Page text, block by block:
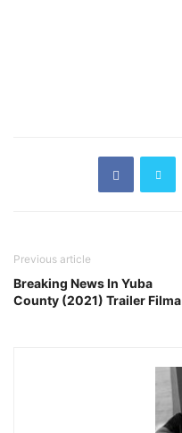
Previous article
Breaking News In Yuba
County (2021) Trailer Filma